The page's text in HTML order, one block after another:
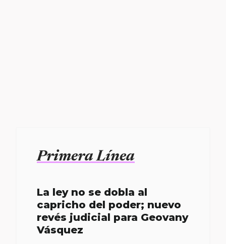
Primera Línea
La ley no se dobla al
capricho del poder; nuevo
revés judicial para Geovany
Vásquez